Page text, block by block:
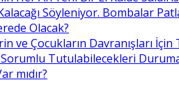
Söyleniyor. Bombalar
Olacak?
ve Çocukların Davranışları İçin
Tutulabilecekleri
mıdır?